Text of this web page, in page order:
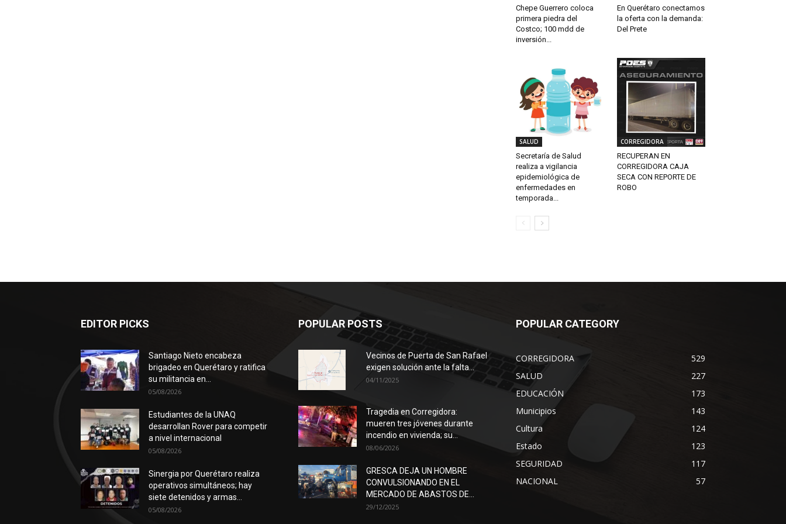
Chepe Guerrero coloca
primera piedra del
Costco; 100 mdd de
inversión...
En Querétaro conectamos
la oferta con la demanda:
Del Prete
SALUD
Secretaría de Salud
realiza a vigilancia
epidemiológica de
enfermedades en
temporada...
CORREGIDORA
RECUPERAN EN
CORREGIDORA CAJA
SECA CON REPORTE DE
ROBO
EDITOR PICKS
Santiago Nieto encabeza
brigadeo en Querétaro y ratifica
su militancia en...
05/08/2026
Estudiantes de la UNAQ
desarrollan Rover para competir
a nivel internacional
05/08/2026
Sinergia por Querétaro realiza
operativos simultáneos; hay
siete detenidos y armas...
05/08/2026
POPULAR POSTS
Vecinos de Puerta de San Rafael
exigen solución ante la falta...
04/11/2025
Tragedia en Corregidora:
mueren tres jóvenes durante
incendio en vivienda; su...
08/06/2026
GRESCA DEJA UN HOMBRE
CONVULSIONANDO EN EL
MERCADO DE ABASTOS DE...
29/12/2025
POPULAR CATEGORY
CORREGIDORA
529
SALUD
227
EDUCACIÓN
173
Municipios
143
Cultura
124
Estado
123
SEGURIDAD
117
NACIONAL
57